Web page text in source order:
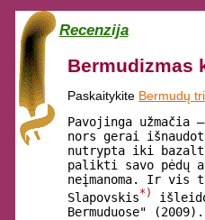
Recenzija
Bermudizmas
Paskaitykite Bermudų
Pavojinga užmačia
nors gerai
nutrypta iki
palikti savo pėdų
neįmanoma. Ir vis
Slapovskis*)
Bermuduose" (2009).